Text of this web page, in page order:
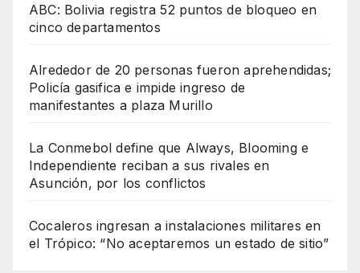
ABC: Bolivia registra 52 puntos de bloqueo en
cinco departamentos
Alrededor de 20 personas fueron aprehendidas;
Policía gasifica e impide ingreso de
manifestantes a plaza Murillo
La Conmebol define que Always, Blooming e
Independiente reciban a sus rivales en
Asunción, por los conflictos
Cocaleros ingresan a instalaciones militares en
el Trópico: “No aceptaremos un estado de sitio”